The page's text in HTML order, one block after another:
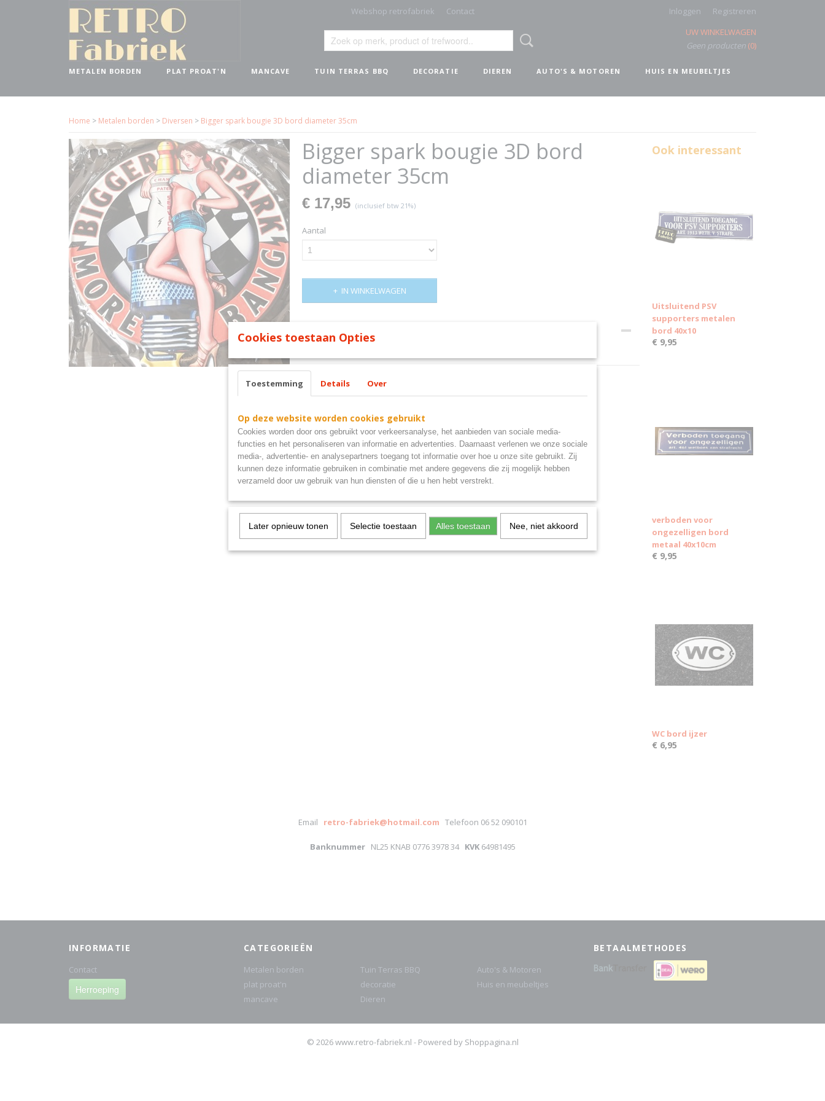
Webshop retrofabriek Contact Inloggen
Registreren
UW WINKELWAGEN
Geen producten (0)
METALEN BORDEN PLAT PROAT'N MANCAVE TUIN TERRAS BBQ DECORATIE DIEREN AUTO'S & MOTOREN HUIS EN MEUBELTJES
Home > Metalen borden > Diversen > Bigger spark bougie 3D bord diameter 35cm
Bigger spark bougie 3D bord
diameter 35cm
€ 17,95 (inclusief btw 21%)
Aantal
IN WINKELWAGEN
Ook interessant
Uitsluitend PSV
supporters metalen
bord 40x10
€ 9,95
verboden voor
ongezelligen bord
metaal 40x10cm
€ 9,95
WC bord ijzer
€ 6,95
Email retro-fabriek@hotmail.com Telefoon 06 52 090101
Banknummer NL25 KNAB 0776 3978 34 KVK64981495
INFORMATIE
Contact
Herroeping
CATEGORIEËN
Metalen borden
plat proat'n
mancave
Tuin Terras BBQ
decoratie
Dieren
Auto's & Motoren
Huis en meubeltjes
BETAALMETHODES
© 2026 www.retro-fabriek.nl - Powered by Shoppagina.nl
Cookies toestaan Opties
Toestemming Details Over
Op deze website worden cookies gebruikt
Cookies worden door ons gebruikt voor verkeersanalyse, het aanbieden van sociale media-
functies en het personaliseren van informatie en advertenties. Daarnaast verlenen we onze sociale
media-, advertentie- en analysepartners toegang tot informatie over hoe u onze site gebruikt. Zij
kunnen deze informatie gebruiken in combinatie met andere gegevens die zij mogelijk hebben
verzameld door uw gebruik van hun diensten of die u hen hebt verstrekt.
Later opnieuw tonen Selectie toestaan Alles toestaan Nee, niet akkoord